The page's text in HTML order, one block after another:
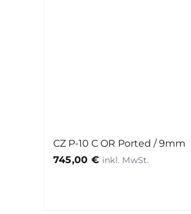
CZ P-10 C OR Ported / 9mm
745,00 €